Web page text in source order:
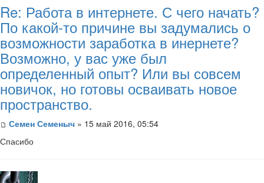
Re: Работа в интернете. С чего начать?
По какой-то причине вы задумались о
возможности заработка в инернете?
Возможно, у вас уже был
определенный опыт? Или вы совсем
новичок, но готовы осваивать новое
пространство.
Семен Семеныч » 15 май 2016, 05:54
Спасибо